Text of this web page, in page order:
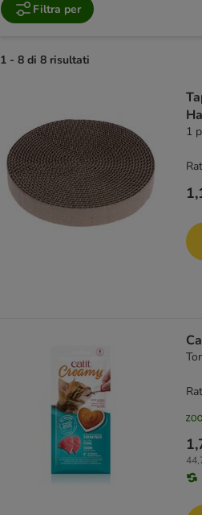
Filtra per
1 - 8 di 8 risultati
1